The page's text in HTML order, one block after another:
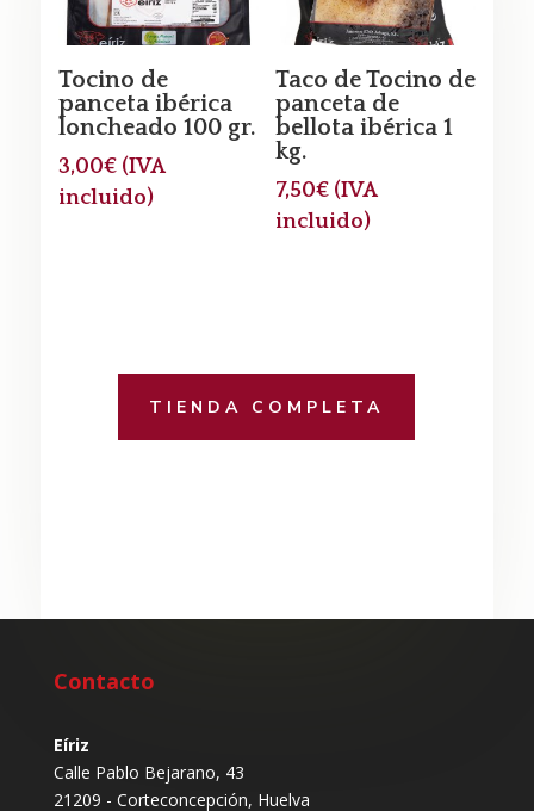
Tocino de
panceta ibérica
loncheado 100 gr.
3,00€ (IVA
incluido)
Taco de Tocino de
panceta de
bellota ibérica 1
kg.
7,50€ (IVA
incluido)
TIENDA COMPLETA
Contacto
Eíriz
Calle Pablo Bejarano, 43
21209 - Corteconcepción, Huelva